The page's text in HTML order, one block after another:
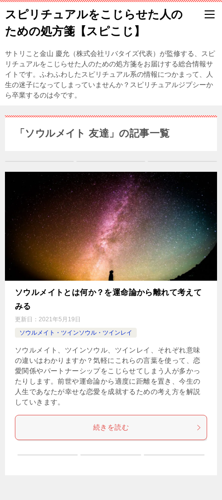
スピリチュアルをこじらせた人の
ための処方箋【スピこじ】
サトリこと金山 慶允（株式会社リバタイズ代表）が監修する、スピ
リチュアルをこじらせた人のための処方箋をお届けする総合情報サ
イトです。ふわふわしたスピリチュアル系の情報につかまって、人
生の迷子になってしまっていませんか？スピリチュアルジプシーか
ら卒業するのは今です。
「ソウルメイト 友達」の記事一覧
ソウルメイトとは何か？を運命論から離れて考えて
みる
更新日： 2021年5月19日
ソウルメイト・ツインソウル・ツインレイ
ソウルメイト、ツインソウル、ツインレイ、それぞれ意味
の違いはわかりますか？気軽にこれらの言葉を使って、恋
愛関係やパートナーシップをこじらせてしまう人が多かっ
たりします。前世や運命論から適度に距離を置き、今生の
人生であなたが幸せな恋愛を成就するための考え方を解説
していきます。
続きを読む